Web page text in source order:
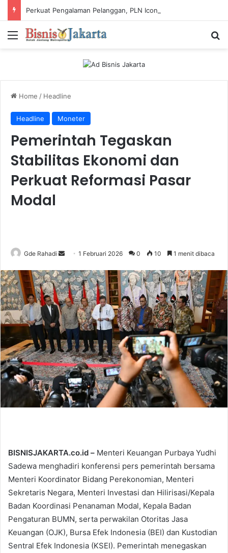
Menu
Home / Headline
Headline Moneter
Pemerintah Tegaskan
Stabilitas Ekonomi dan
Perkuat Reformasi Pasar
Modal
Gde Rahadi
n
d
a
n
e
m
a
i
l
1 Februari 2026 0 10 1 menit dibaca
BISNISJAKARTA.co.id – Menteri Keuangan Purbaya Yudhi
Sadewa menghadiri konferensi pers pemerintah bersama
Menteri Koordinator Bidang Perekonomian, Menteri
Sekretaris Negara, Menteri Investasi dan Hilirisasi/Kepala
Badan Koordinasi Penanaman Modal, Kepala Badan
Pengaturan BUMN, serta perwakilan Otoritas Jasa
Keuangan (OJK), Bursa Efek Indonesia (BEI) dan Kustodian
Sentral Efek Indonesia (KSEI). Pemerintah menegaskan